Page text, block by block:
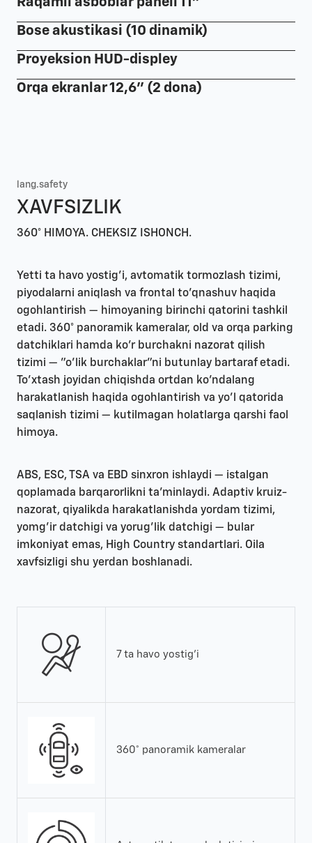
Bose akustikasi (10 dinamik)
Proyeksion HUD-displey
Orqa ekranlar 12,6" (2 dona)
lang.safety
XAVFSIZLIK
360° HIMOYA. CHEKSIZ ISHONCH.
Yetti ta havo yostig'i, avtomatik tormozlash tizimi,
piyodalarni aniqlash va frontal to'qnashuv haqida
ogohlantirish — himoyaning birinchi qatorini tashkil
etadi. 360° panoramik kameralar, old va orqa parking
datchiklari hamda ko'r burchakni nazorat qilish
tizimi — "o'lik burchaklar"ni butunlay bartaraf etadi.
To'xtash joyidan chiqishda ortdan ko'ndalang
harakatlanish haqida ogohlantirish va yo'l qatorida
saqlanish tizimi — kutilmagan holatlarga qarshi faol
himoya.
ABS, ESC, TSA va EBD sinxron ishlaydi — istalgan
qoplamada barqarorlikni ta'minlaydi. Adaptiv kruiz-
nazorat, qiyalikda harakatlanishda yordam tizimi,
yomg'ir datchigi va yorug'lik datchigi — bular
imkoniyat emas, High Country standartlari. Oila
xavfsizligi shu yerdan boshlanadi.
7 ta havo yostig'i
360° panoramik kameralar